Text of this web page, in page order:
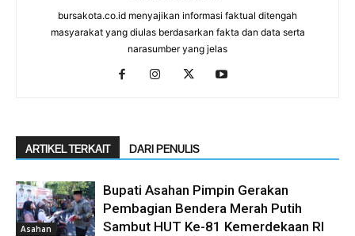
bursakota.co.id menyajikan informasi faktual ditengah
masyarakat yang diulas berdasarkan fakta dan data serta
narasumber yang jelas
ARTIKEL TERKAIT DARI PENULIS
Asahan
Bupati Asahan Pimpin Gerakan
Pembagian Bendera Merah Putih
Sambut HUT Ke-81 Kemerdekaan RI